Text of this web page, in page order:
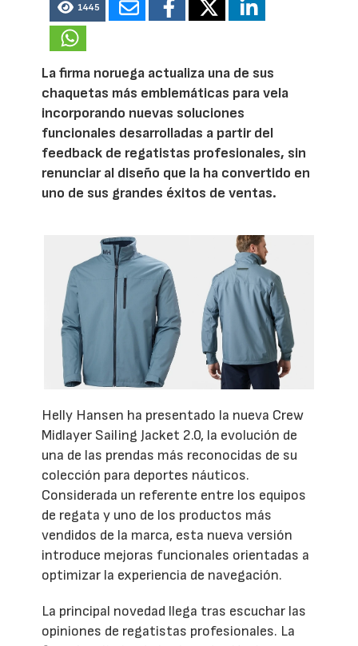
1445
La firma noruega actualiza una de sus
chaquetas más emblemáticas para vela
incorporando nuevas soluciones
funcionales desarrolladas a partir del
feedback de regatistas profesionales, sin
renunciar al diseño que la ha convertido en
uno de sus grandes éxitos de ventas.
Helly Hansen ha presentado la nueva Crew
Midlayer Sailing Jacket 2.0, la evolución de
una de las prendas más reconocidas de su
colección para deportes náuticos.
Considerada un referente entre los equipos
de regata y uno de los productos más
vendidos de la marca, esta nueva versión
introduce mejoras funcionales orientadas a
optimizar la experiencia de navegación.
La principal novedad llega tras escuchar las
opiniones de regatistas profesionales. La